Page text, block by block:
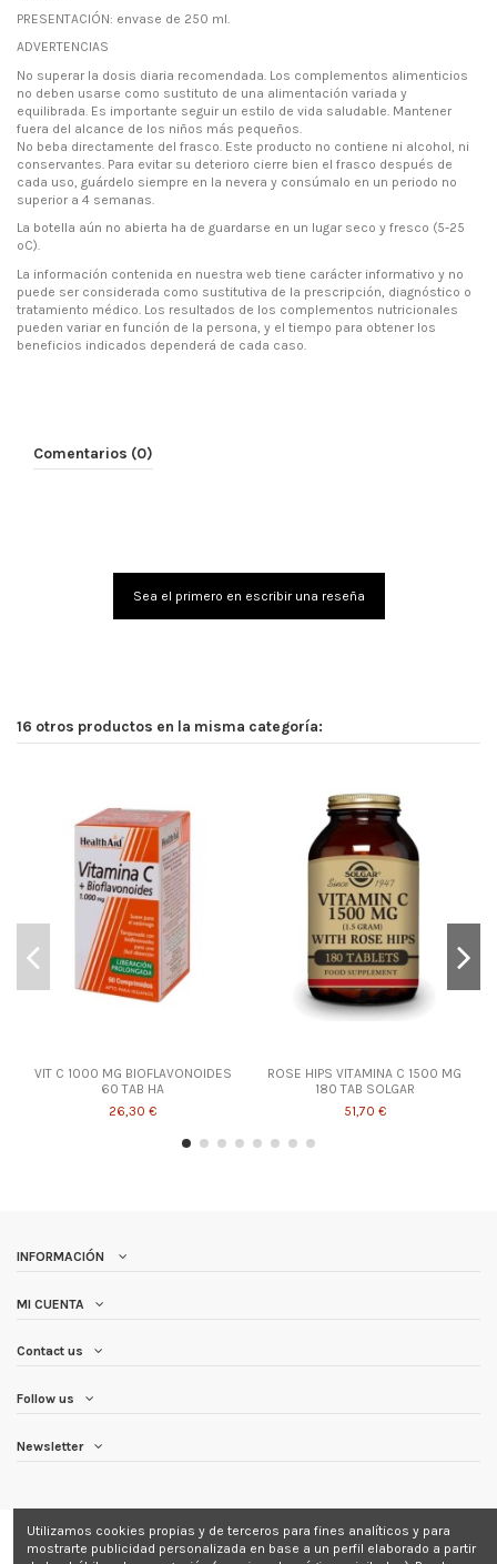
PRESENTACIÓN: envase de 250 ml.
ADVERTENCIAS
No superar la dosis diaria recomendada. Los complementos alimenticios
no deben usarse como sustituto de una alimentación variada y
equilibrada. Es importante seguir un estilo de vida saludable. Mantener
fuera del alcance de los niños más pequeños.
No beba directamente del frasco. Este producto no contiene ni alcohol, ni
conservantes. Para evitar su deterioro cierre bien el frasco después de
cada uso, guárdelo siempre en la nevera y consúmalo en un periodo no
superior a 4 semanas.
La botella aún no abierta ha de guardarse en un lugar seco y fresco (5-25
ºC).
La información contenida en nuestra web tiene carácter informativo y no
puede ser considerada como sustitutiva de la prescripción, diagnóstico o
tratamiento médico. Los resultados de los complementos nutricionales
pueden variar en función de la persona, y el tiempo para obtener los
beneficios indicados dependerá de cada caso.
Comentarios (0)
Sea el primero en escribir una reseña
16 otros productos en la misma categoría:
VIT C 1000 MG BIOFLAVONOIDES
60 TAB HA
26,30 €
ROSE HIPS VITAMINA C 1500 MG
180 TAB SOLGAR
51,70 €
INFORMACIÓN
MI CUENTA
Contact us
Follow us
Newsletter
Utilizamos cookies propias y de terceros para fines analíticos y para
mostrarte publicidad personalizada en base a un perfil elaborado a partir